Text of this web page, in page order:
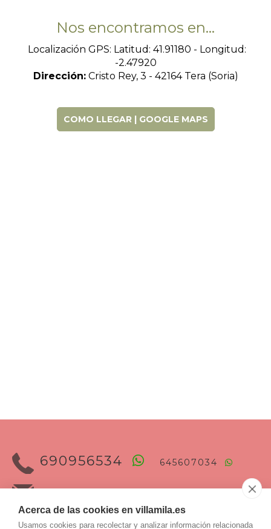
Acerca de las cookies en villamila.es
Usamos cookies para recolectar y analizar información relacionada
Nos encontramos en...
Localización GPS: Latitud: 41.91180 - Longitud:
-2.47920
Dirección:Cristo Rey, 3 - 42164 Tera (Soria)
COMO LLEGAR | GOOGLE MAPS
690956534 645607034
villamila@hotmail.es
Dirección